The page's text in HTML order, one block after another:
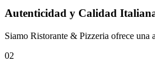
Autenticidad y Calidad
Siamo Ristorante & Pizzeria ofrece una
02